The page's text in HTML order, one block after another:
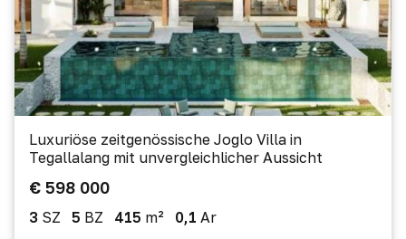
Luxuriöse zeitgenössische Joglo Villa in
Tegallalang mit unvergleichlicher Aussicht
€ 598 000
3 SZ 5 BZ 415 m² 0,1 Ar